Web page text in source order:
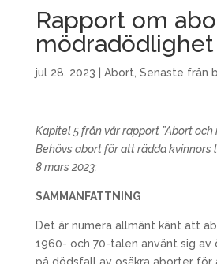
Rapport om
jul 28, 2023 Abort Senaste från
Kapitel 5 från vår rapport ”Abort
Behövs abort för att rädda kvinnors
8 mars 2023:
SAMMANFATTNING
Det är numera allmänt känt att
1960- och 70-talen använt sig av